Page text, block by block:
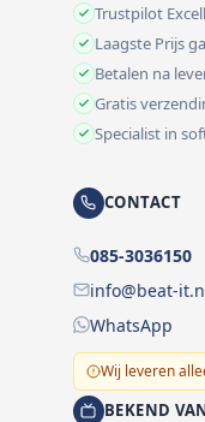
Trustpilot
Laagste Prijs
Betalen na
Gratis
Specialist in
CONTACT
085-3036150
info@beat-
WhatsApp
Wij leveren
BEKEND